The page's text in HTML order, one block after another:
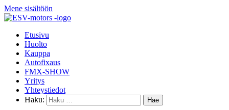
Mene sisältöön
Etusivu
Huolto
Kauppa
Autofixaus
FMX-SHOW
Yritys
Yhteystiedot
Haku: